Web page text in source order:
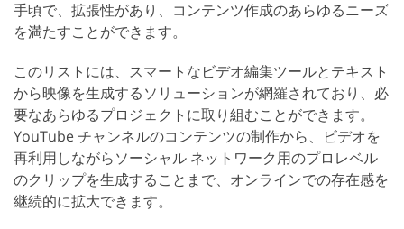
手頃で、拡張性があり、コンテンツ作成のあらゆるニーズ
を満たすことができます。
このリストには、スマートなビデオ編集ツールとテキスト
から映像を生成するソリューションが網羅されており、必
要なあらゆるプロジェクトに取り組むことができます。
YouTube チャンネルのコンテンツの制作から、ビデオを
再利用しながらソーシャル ネットワーク用のプロレベル
のクリップを生成することまで、オンラインでの存在感を
継続的に拡大できます。